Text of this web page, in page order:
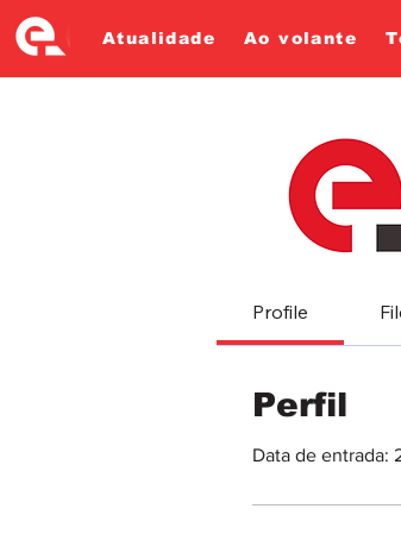
Atualidade Ao volante
Profile
Perfil
Data de entrada: